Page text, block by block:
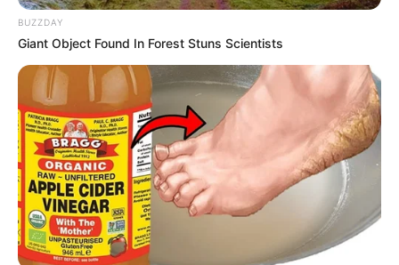
Agentes Comunitários e de Combate às Endemias de
Portel foram beneficiados com materiais de
trabalho. —Imagem/Reprodução
Avanço na Saúde de Portel: Agentes de Saúde recebem
materiais de trabalho.
PublicadonoJASBem 19 .julho.2023.
Grupos no WhatsApp |A saúde do município de Portel, localizado
BUZZDAY
Giant Object Found In Forest Stuns Scientists